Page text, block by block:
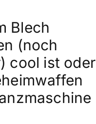
Blech
(noch
cool ist oder